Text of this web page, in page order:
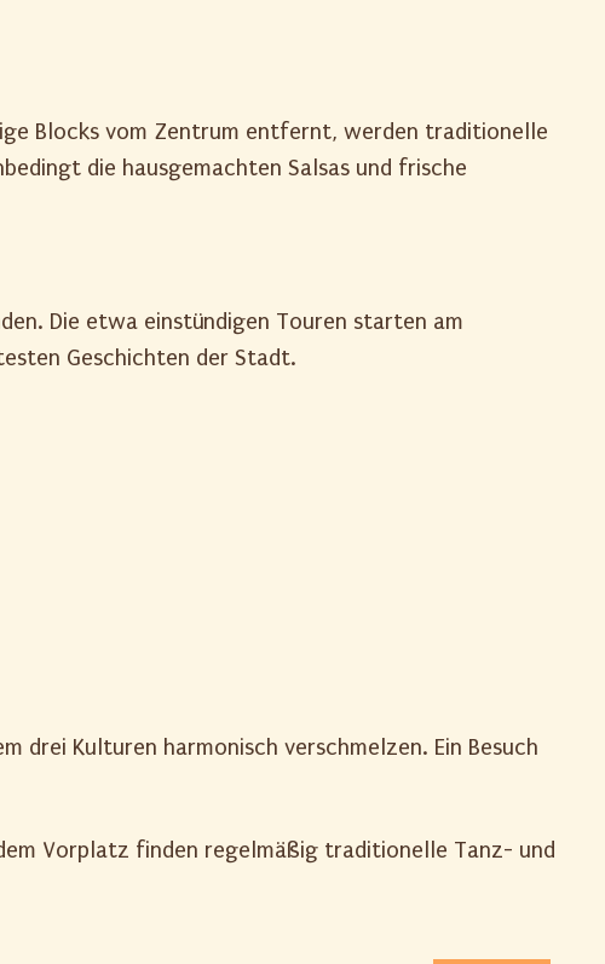
Blocks vom Zentrum entfernt, werden traditionelle
die hausgemachten Salsas und frische
Die etwa einstündigen Touren starten am
Geschichten der Stadt.
drei Kulturen harmonisch verschmelzen. Ein Besuch
Vorplatz finden regelmäßig traditionelle Tanz- und